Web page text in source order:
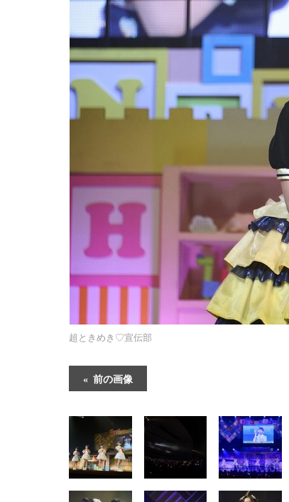
超ときめき♡宣伝部
前の画像